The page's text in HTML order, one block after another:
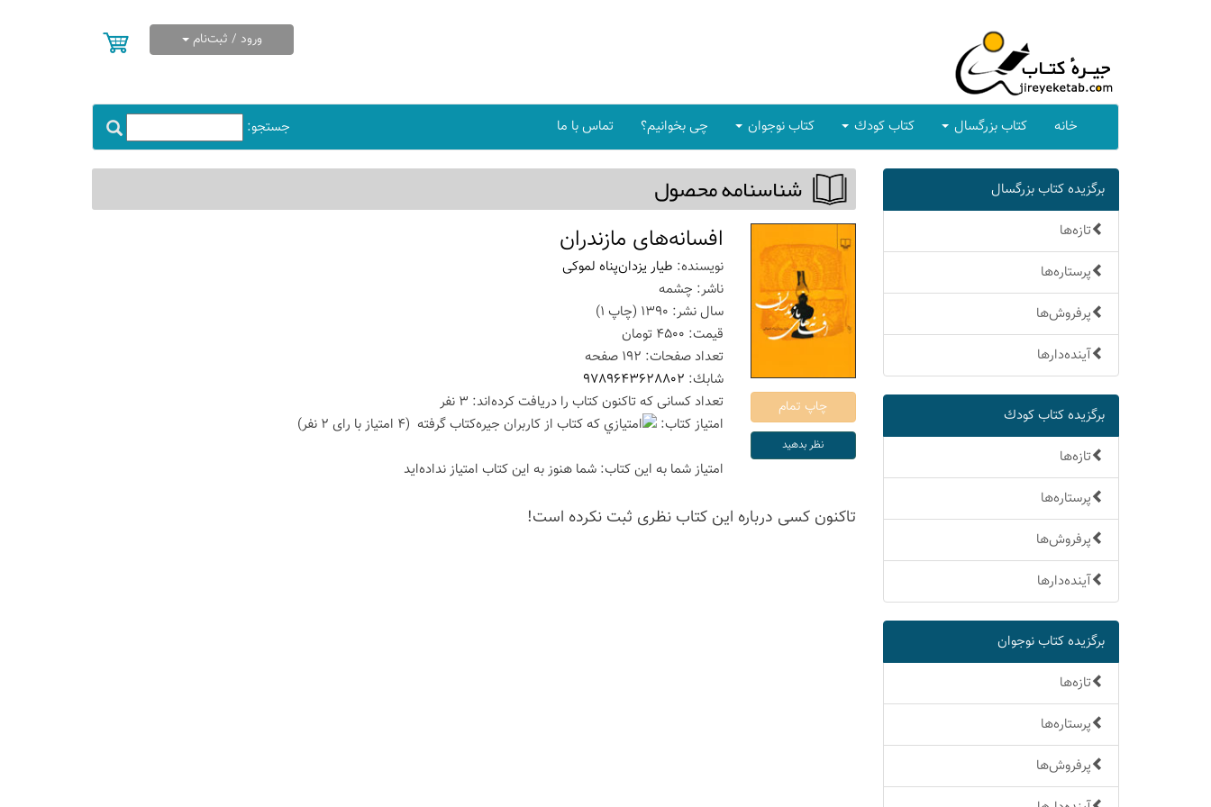
ورود / ثبت‌نام
جستجو: خانه كتاب بزرگسال كتاب كودك كتاب نوجوان چی بخوانیم؟ تماس با ما
برگزیده كتاب بزرگسال
تازه‌ها
پرستاره‌ها
پرفروش‌ها
آینده‌دارها
برگزیده كتاب كودك
تازه‌ها
پرستاره‌ها
پرفروش‌ها
آینده‌دارها
برگزیده كتاب نوجوان
تازه‌ها
پرستاره‌ها
پرفروش‌ها
شناسنامه محصول
افسانه‌های مازندران
نویسنده: طیار یزدان‌پناه لموکی
ناشر: چشمه
سال نشر: 1390 (چاپ 1
)
قیمت: 4500 تومان
تعداد صفحات: 192 صفحه
شابك: 9789643628802
تعداد كسانی كه تاكنون كتاب را دریافت كرده‌اند: 3 نفر
امتیاز كتاب:
(4 امتیاز با رای 2 نفر)
امتیاز شما به این كتاب: شما هنوز به این كتاب امتیاز نداده‌اید
تاكنون كسی درباره این كتاب نظری ثبت نكرده است!